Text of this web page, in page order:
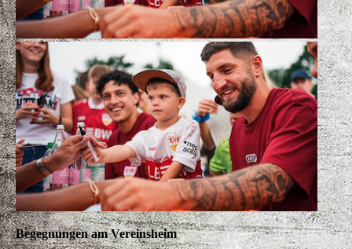
Begegnungen am Vereinsheim